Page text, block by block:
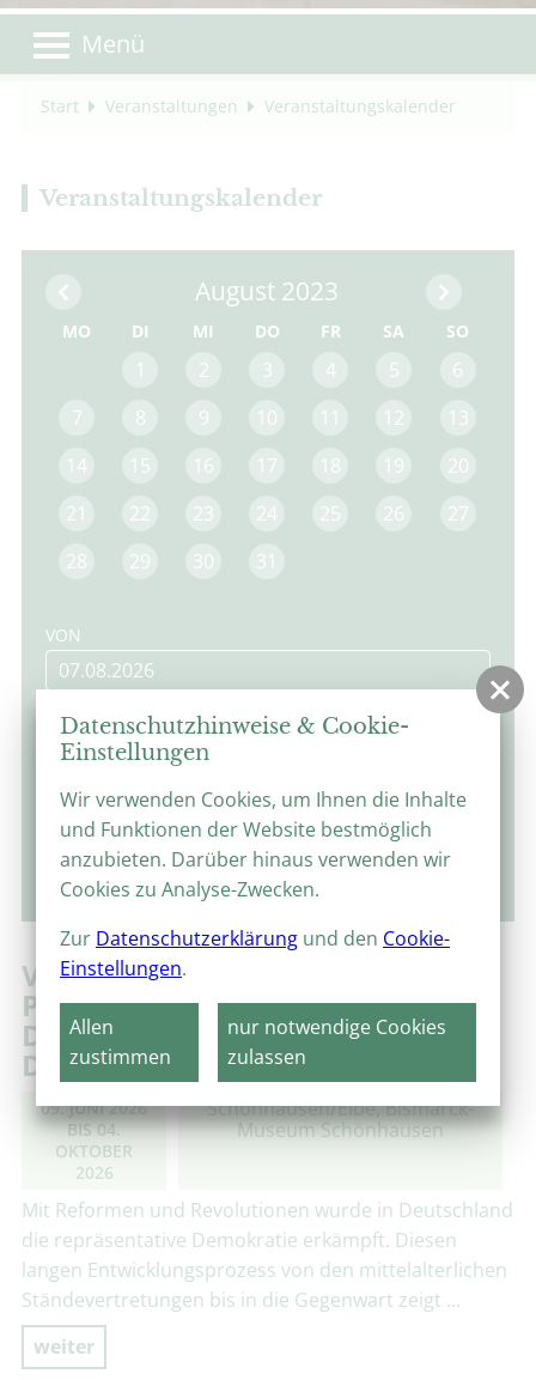
Menü
Start Veranstaltungen Veranstaltungskalender
Veranstaltungskalender
August 2023
MO DI MI DO FR SA SO
1 2 3 4 5
6
7
8 9 10 11 12
13
14
15 16 17 18 19
20
21
22 23 24 25 26
27
28
29 30 31
VON
suchen
VOLKES STIMME!
PARLAMENTARISMUS UND
DEMOKRATISCHE KULTUR IM
DEUTSCHEN KAISERREICH
09. JUNI 2026
BIS04.
OKTOBER
2026
Schönhausen/Elbe, Bismarck-
Museum Schönhausen
Mit Reformen und Revolutionen wurde in Deutschland
die repräsentative Demokratie erkämpft. Diesen
langen Entwicklungsprozess von den mittelalterlichen
Ständevertretungen bis in die Gegenwart zeigt …
weiter
Datenschutzhinweise & Cookie-
Einstellungen
Wir verwenden Cookies, um Ihnen die Inhalte
und Funktionen der Website bestmöglich
anzubieten. Darüber hinaus verwenden wir
Cookies zu Analyse-Zwecken.
Zur Datenschutzerklärung und den Cookie-
Einstellungen.
Allen
zustimmen
nur notwendige Cookies
zulassen